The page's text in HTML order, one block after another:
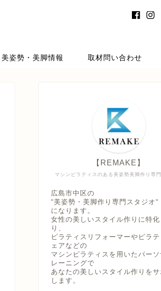
美姿勢・美脚情報 取材問い合わせ
マシンピラティスのある美姿勢美脚作り専
【REMAKE】
広島市中区の
"美姿勢・美脚作り専門スタジオ"
になります。
女性の美しいスタイル作りに特化
り、
ピラティスリフォーマーやピラテ
ェアなどの
マシンピラティスを用いたパーソ
レーニングで
あなたの美しいスタイル作りをサ
します。